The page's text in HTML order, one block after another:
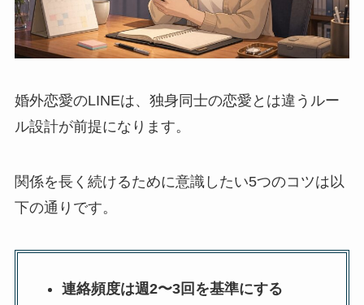
婚外恋愛のLINEは、独身同士の恋愛とは違うルー
ル設計が前提になります。
関係を長く続けるために意識したい5つのコツは以
下の通りです。
連絡頻度は週2〜3回を基準にする